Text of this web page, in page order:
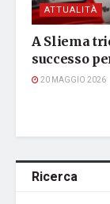
ATTUALITÀ
A Sliema
successo
20 MAGGIO 2026
Ricerca